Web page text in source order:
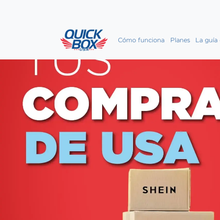
Cómo funciona Planes La guía